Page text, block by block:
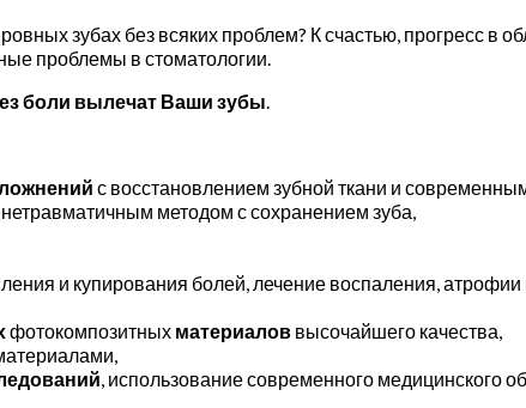
зубах без всяких проблем? К счастью, прогресс в
проблемы в стоматологии.
боли вылечат Ваши зубы.
с восстановлением зубной ткани и
нетравматичным методом с сохранением зуба,
и купирования болей, лечение воспаления,
фотокомпозитных материалов высочайшего качества,
, использование современного медицинского